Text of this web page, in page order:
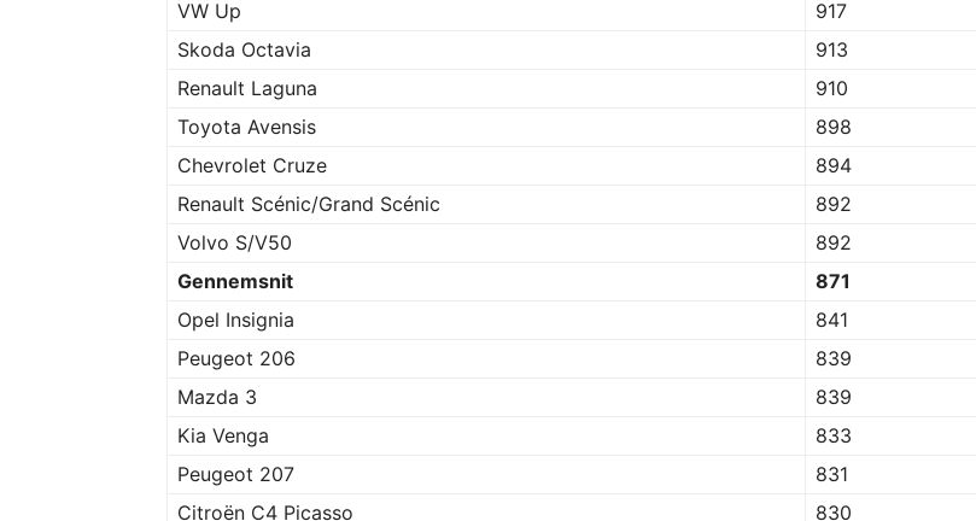
VW Up
917
Skoda Octavia
913
Renault Laguna
910
Toyota Avensis
898
Chevrolet Cruze
894
Renault Scénic/Grand Scénic
892
Volvo S/V50
892
Gennemsnit
871
Opel Insignia
841
Peugeot 206
839
Mazda 3
839
Kia Venga
833
Peugeot 207
831
Citroën C4 Picasso
830